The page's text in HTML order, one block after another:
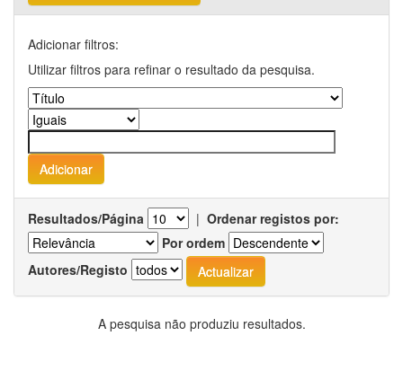
Adicionar filtros:
Utilizar filtros para refinar o resultado da pesquisa.
Resultados/Página | Ordenar registos por:
Por ordem
Autores/Registo
A pesquisa não produziu resultados.